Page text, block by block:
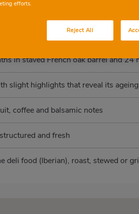
in staved French oak barrel and 24
slight highlights that reveal its ageing
coffee and balsamic notes
and fresh
deli food (Iberian), roast, stewed or
efforts.
Reject All